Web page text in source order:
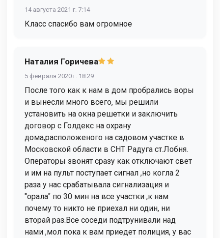
14 августа 2021 г. 7:14
Класс спасибо вам огромное
Наталия Горичева
5 февраля 2020 г. 18:29
После того как к нам в дом пробрались воры
и вынесли много всего, мы решили
установить на окна решетки и заключить
договор с Голдекс на охрану
дома,расположеного на садовом участке в
Московской области в СНТ Радуга ст.Лобня.
Операторы звонят сразу как отключают свет
и им на пульт поступает сигнал ,но когла 2
раза у нас срабатывала сигнализация и
"орала" по 30 мин на все участки ,к нам
почему то никто не приехал ни один, ни
вторай раз.Все соседи подтрунивали над
нами ,мол пока к вам приедет полиция, у вас